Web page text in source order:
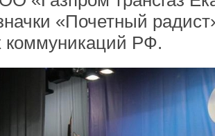
«Почетный
коммуникаций РФ.